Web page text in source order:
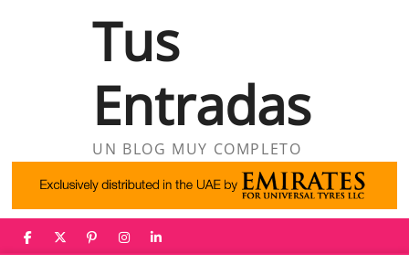
Tus
Entradas
UN BLOG MUY COMPLETO
facebook
twitter
pinterest
instagram
linkedin